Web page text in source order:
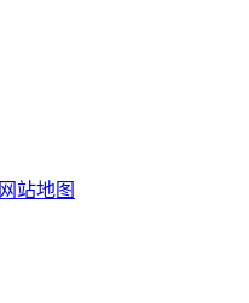
网站地图